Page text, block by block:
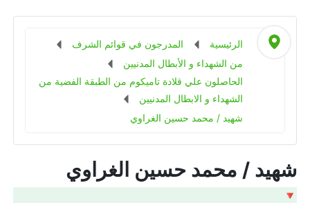
الرئيسية
المدرجون في قوائم الشرف
من الشهداء و الأبطال المدنيين
الحاصلون علي قلادة تاميكوم من الطبقة الفضية من
الشهداء و الابطال المدنيين
شهيد / محمد حسين الغراوي
شهيد / محمد حسين الغراوي
🔻